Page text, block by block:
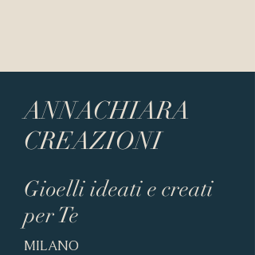
ANNACHIARA
CREAZIONI
Gioelli ideati e creati
per Te
MILANO